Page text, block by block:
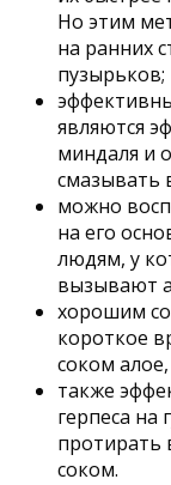
Но этим
на ранних
пузырьков;
являются
миндаля и
смазывать
можно
на его
людям, у
вызывают
хорошим
короткое
соком
также
герпеса на
протирать
соком.